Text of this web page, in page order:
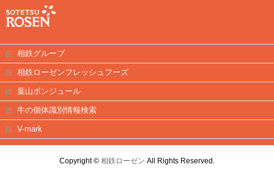
相鉄グループ
相鉄ローゼンフレッシュフーズ
葉山ボンジュール
牛の個体識別情報検索
V-mark
Copyright © 相鉄ローゼン All Rights Reserved.